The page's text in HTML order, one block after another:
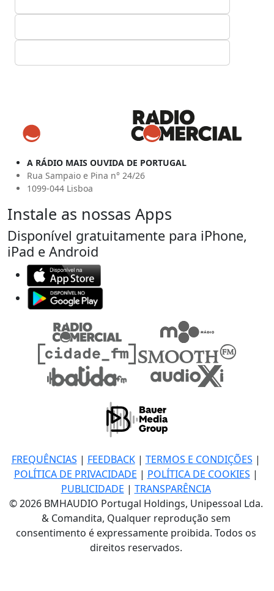
A RÁDIO MAIS OUVIDA DE PORTUGAL
Rua Sampaio e Pina n° 24/26
1099-044 Lisboa
Instale as nossas Apps
Disponível gratuitamente para iPhone,
iPad e Android
FREQUÊNCIAS | FEEDBACK| TERMOS E CONDIÇÕES |
POLÍTICA DE PRIVACIDADE | POLÍTICA DE COOKIES |
PUBLICIDADE | TRANSPARÊNCIA
© 2026 BMHAUDIO Portugal Holdings, Unipessoal Lda.
& Comandita, Qualquer reprodução sem
consentimento é expressamente proibida. Todos os
direitos reservados.